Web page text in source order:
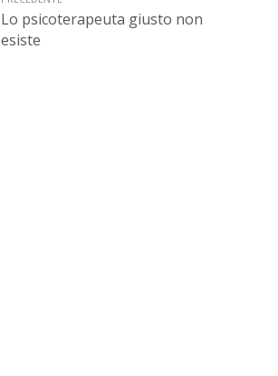
Lo psicoterapeuta giusto non
esiste